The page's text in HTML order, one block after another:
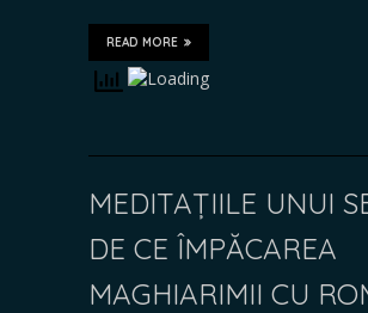
READ MORE
MEDITAȚIILE UNUI
DE CE ÎMPĂCAREA
MAGHIARIMII CU